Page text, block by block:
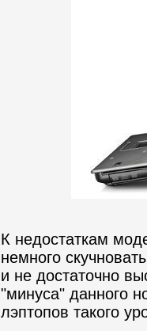
К недостаткам
немного
и не достаточно
"минуса" данного
лэптопов такого